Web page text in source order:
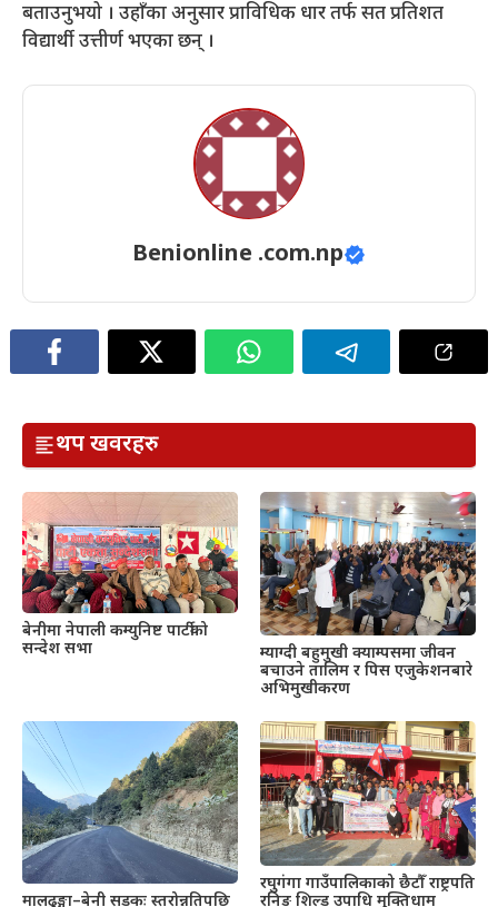
बताउनुभयो । उहाँका अनुसार प्राविधिक धार तर्फ सत प्रतिशत
विद्यार्थी उत्तीर्ण भएका छन् ।
Benionline .com.np
थप खवरहरु
बेनीमा नेपाली कम्युनिष्ट पार्टीको
सन्देश सभा
म्याग्दी बहुमुखी क्याम्पसमा जीवन
बचाउने तालिम र पिस एजुकेशनबारे
अभिमुखीकरण
मालढुङ्गा–बेनी सडकः स्तरोन्नतिपछि
रघुगंगा गाउँपालिकाको छैटौँ राष्ट्रपति
रनिङ शिल्ड उपाधि मुक्तिधाम